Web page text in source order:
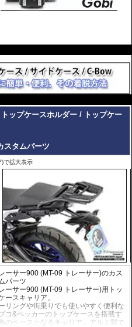
ップケースホルダー / トップケー
スタムパーツ
)で拡大表示
ーサー900 (MT-09 トレーサー)のカス
パーツ
ーサー900 (MT-09 トレーサー)用トッ
ースキャリア。
リングや街乗りでも使いやすく便利な
コ&ベッカーのトップケースを搭載す
のベースとなるキャリア。アルミ製で